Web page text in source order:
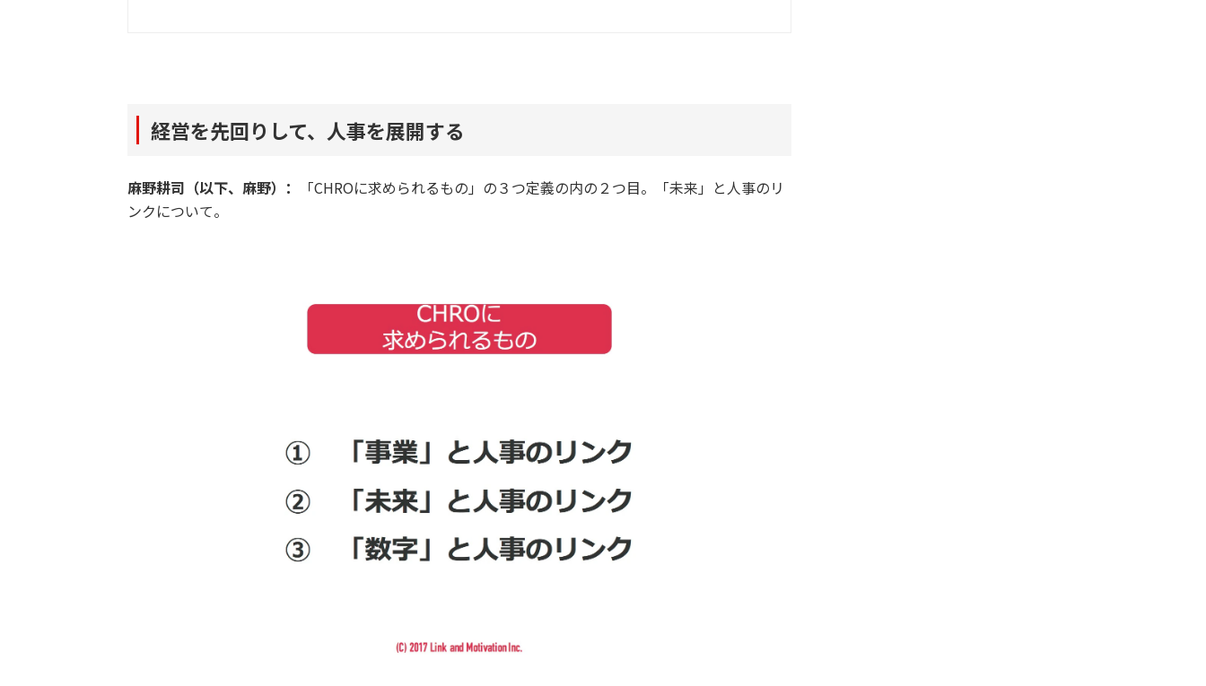
経営を先回りして、人事を展開する
麻野耕司（以下、麻野）：
「CHROに求められるもの」の３つ定義の内の２つ目。「未来」と人事のリ
ンクについて。